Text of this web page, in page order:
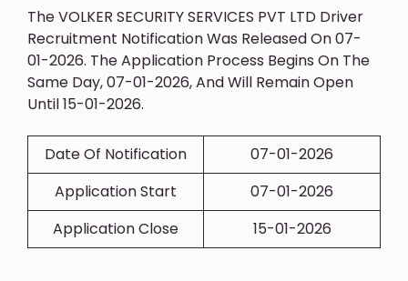
The VOLKER SECURITY SERVICES PVT LTD Driver
Recruitment Notification Was Released On 07-
01-2026. The Application Process Begins On The
Same Day, 07-01-2026, And Will Remain Open
Until 15-01-2026.
Date Of Notification
07-01-2026
Application Start
07-01-2026
Application Close
15-01-2026